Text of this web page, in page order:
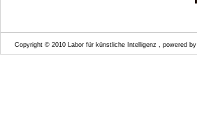
Copyright © 2010 Labor für künstliche Intelligenz , powered by